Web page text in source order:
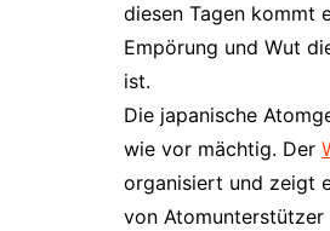
diesen Tagen kommt
Empörung und Wut
ist.
Die japanische
wie vor mächtig. Der
organisiert und zeigt
von